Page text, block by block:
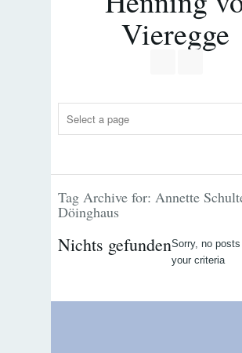
Tag Archive for: Annette
Döinghaus
Nichts gefundenSorry, no
your criteria